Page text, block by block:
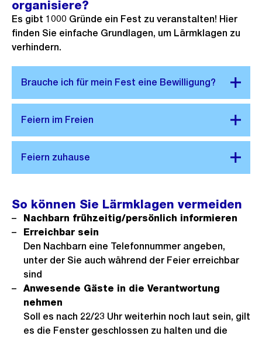
organisiere?
Es gibt 1000 Gründe ein Fest zu veranstalten! Hier
finden Sie einfache Grundlagen, um Lärmklagen zu
verhindern.
So können Sie Lärmklagen vermeiden
Nachbarn frühzeitig/persönlich informieren
Erreichbar sein
Den Nachbarn eine Telefonnummer angeben,
unter der Sie auch während der Feier erreichbar
sind
Anwesende Gäste in die Verantwortung
nehmen
Soll es nach 22/23 Uhr weiterhin noch laut sein, gilt
es die Fenster geschlossen zu halten und die